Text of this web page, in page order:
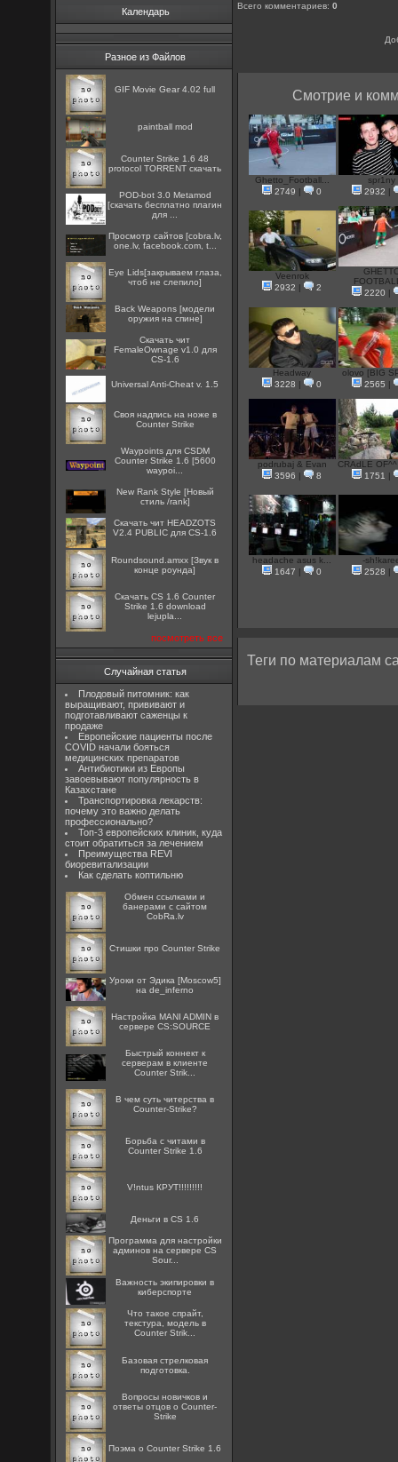
Календарь
Разное из Файлов
GIF Movie Gear 4.02 full
paintball mod
Counter Strike 1.6 48
protocol TORRENT скачать
POD-bot 3.0 Metamod
[скачать бесплатно плагин
для ...
Просмотр сайтов [cobra.lv,
one.lv, facebook.com, t...
Eye Lids[закрываем глаза,
чтоб не слепило]
Back Weapons [модели
оружия на спине]
Скачать чит
FemaleOwnage v1.0 для
CS-1.6
Universal Anti-Cheat v. 1.5
Cвоя надпись на ноже в
Counter Strike
Waypoints для CSDM
Counter Strike 1.6 [5600
waypoi...
New Rank Style [Новый
стиль /rank]
Скачать чит HEADZOTS
V2.4 PUBLIC для CS-1.6
Roundsound.amxx [Звук в
конце роунда]
Скачать CS 1.6 Counter
Strike 1.6 download
lejupla...
посмотреть все
Случайная статья
Плодовый питомник: как
выращивают, прививают и
подготавливают саженцы к
продаже
Европейские пациенты после
COVID начали бояться
медицинских препаратов
Антибиотики из Европы
завоевывают популярность в
Казахстане
Транспортировка лекарств:
почему это важно делать
профессионально?
Топ-3 европейских клиник, куда
стоит обратиться за лечением
Преимущества REVI
биоревитализации
Как сделать коптильню
Oбмен ссылками и
банерами с сайтом
CobRa.lv
Стишки про Counter Strike
Уроки от Эдика [Moscow5]
на de_inferno
Настройка MANI ADMIN в
сервере CS:SOURCE
Быстрый коннект к
серверам в клиенте
Counter Strik...
В чем суть читерства в
Counter-Strike?
Борьба с читами в
Counter Strike 1.6
V!ntus КРУТ!!!!!!!!!
Деньги в CS 1.6
Программа для настройки
админов на сервере CS
Sour...
Важность экипировки в
киберспорте
Что такое спрайт,
текстура, модель в
Counter Strik...
Базовая стрелковая
подготовка.
Вопросы новичков и
ответы отцов о Counter-
Strike
Поэма о Counter Strike 1.6
Всего комментариев:0
Смотрие и
Ghetto_Football...
2749
| 0
spr1ny
2932
|
Veenrok
2932
| 2
2220
|
Headway
3228
| 0
olovo [BIG
2565
|
podrubaj & Evan
3596
| 8
CRAdLE
1751
|
headache asus k...
1647
| 0
-
2528
|
Теги по материалам